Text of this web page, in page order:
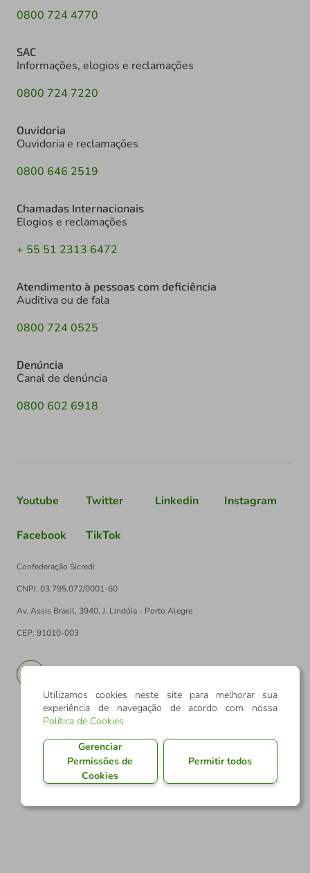
0800 724 4770
SAC
Informações, elogios e reclamações
0800 724 7220
Ouvidoria
Ouvidoria e reclamações
0800 646 2519
Chamadas Internacionais
Elogios e reclamações
+ 55 51 2313 6472
Atendimento à pessoas com deficiência
Auditiva ou de fala
0800 724 0525
Denúncia
Canal de denúncia
0800 602 6918
Youtube Twitter Linkedin Instagram
Facebook TikTok
Confederação Sicredi
CNPJ: 03.795.072/0001-60
Av. Assis Brasil, 3940, J. Lindóia - Porto Alegre
CEP: 91010-003
Utilizamos cookies neste site para melhorar sua
experiência de navegação de acordo com nossa
Política de Cookies.
Gerenciar
Permissões de
Cookies
Permitir todos